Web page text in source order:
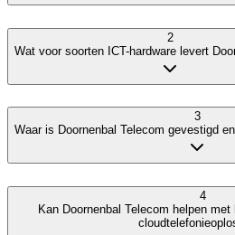
2
Wat voor soorten ICT-hardware levert
3
Waar is Doornenbal Telecom gevestigd
4
Kan Doornenbal Telecom helpen